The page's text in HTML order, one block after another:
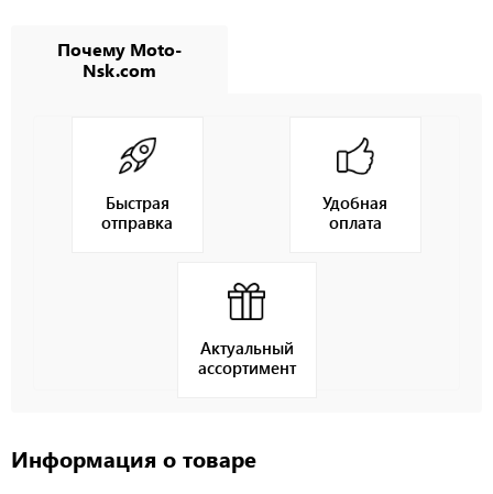
Почему Moto-
Nsk.com
Быстрая
отправка
Удобная
оплата
Актуальный
ассортимент
Информация о товаре